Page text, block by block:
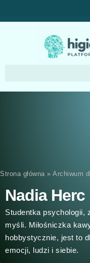
Strona główna» Archiwum
Nadia Herc
Studentka psychologii,
myśli. Miłośniczka
hobbystycznie, jest to
emocji, ludzi i siebie.